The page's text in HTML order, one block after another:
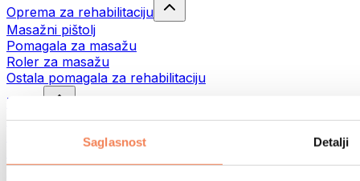
Saglasnost Detalji
Oprema za rehabilitaciju
Masažni pištolj
Pomagala za masažu
Roler za masažu
Ostala pomagala za rehabilitaciju
Torbe
Torbe za hranu
Sportske torbe